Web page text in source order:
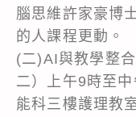
腦思維許家豪博
的人課程更
(二)AI與教學整
二）上午9時至
能科三樓護理教